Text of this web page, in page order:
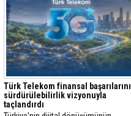
Türk Telekom finansal başarılarını
sürdürülebilirlik vizyonuyla
taçlandırdı